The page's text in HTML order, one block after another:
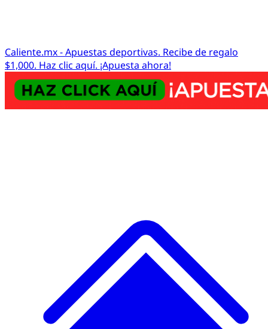
Caliente.mx - Apuestas deportivas. Recibe de regalo
$1,000. Haz clic aquí. ¡Apuesta ahora!